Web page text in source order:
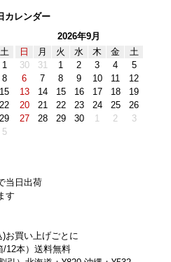
カレンダー
土
1
8
15
22
29
5
2026年9月
日
月 火 水 木 金
土
30
31 1 2 3 4
5
6
7 8 9 10 11
12
13
14 15 16 17 18
19
20
21 22 23 24 25
26
27
28 29 30 1 2 3
当日出荷
す
)お買い上げごとに
/12本）送料無料